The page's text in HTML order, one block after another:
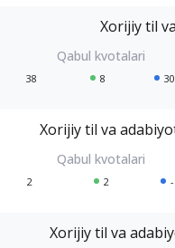
Xorijiy til
38 8 30
Xorijiy til va
2 2 -
Xorijiy til va